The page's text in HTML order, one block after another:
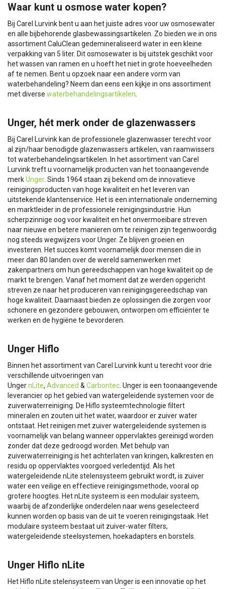
Waar kunt u osmose water kopen?
Bij Carel Lurvink bent u aan het juiste adres voor uw osmosewater
en alle bijbehorende glasbewassingsartikelen. Zo bieden we in ons
assortiment CaluClean gedemineraliseerd water in een kleine
verpakking van 5 liter. Dit osmosewater is bij uitstek geschikt voor
het wassen van ramen en u hoeft het niet in grote hoeveelheden
af te nemen. Bent u opzoek naar een andere vorm van
waterbehandeling? Neem dan eens een kijkje in ons assortiment
met diverse waterbehandelingsartikelen
Unger, hét merk onder de glazenwassers
Bij Carel Lurvink kan de professionele glazenwasser terecht voor
al zijn/haar benodigde glazenwassers artikelen, van raamwissers
tot waterbehandelingsartikelen. In het assortiment van Carel
Lurvink treft u voornamelijk producten van het toonaangevende
merkUnger. Sinds 1964 staan zij bekend om de innovatieve
reinigingsproducten van hoge kwaliteit en het leveren van
uitstekende klantenservice. Het is een internationale onderneming
en marktleider in de professionele reinigingsindustrie. Hun
scherpzinnige oog voor kwaliteit en het onvermoeibare streven
naar nieuwe en betere manieren om te reinigen zijn tegenwoordig
nog steeds wegwijzers voor Unger. Ze blijven groeien en
investeren. Het succes komt voornamelijk door mensen die in
meer dan 80 landen over de wereld samenwerken met
zakenpartners om hun gereedschappen van hoge kwaliteit op de
markt te brengen. Vanaf het moment dat ze werden opgericht
streven ze naar het produceren van reinigingsgereedschap van
hoge kwaliteit. Daarnaast bieden ze oplossingen die zorgen voor
schonere en gezondere gebouwen, ontworpen om efficiënter te
werken en de hygiëne te bevorderen.
Unger Hiflo
Binnen het assortiment van Carel Lurvink kunt u terecht voor drie
verschillende uitvoeringen van
UngernLite, Advanced & Carbontec . Unger is een toonaangevende
leverancier op het gebied van watergeleidende systemen voor de
zuiverwaterreiniging. De Hiflo systeemtechnologie filtert
mineralen en zouten uit het water, waardoor er zuiver water
ontstaat. Het reinigen met zuiver watergeleidende systemen is
voornamelijk van belang wanneer oppervlaktes gereinigd worden
zonder dat deze gedroogd worden. Met behulp van
zuiverwaterreiniging is het achterlaten van kringen, kalkresten en
residu op oppervlaktes voorgoed verledentijd. Als het
watergeleidende nLite stelensysteem gebruikt wordt, is zuiver
water een veilige en effectieve reinigingsmethode, vooral op
grotere hoogtes. Het nLite systeem is een modulair systeem,
waarbij de afzonderlijke onderdelen naar wens geselecteerd
kunnen worden op basis van de uit te voeren reinigingstaak. Het
modulaire systeem bestaat uit zuiver-water filters,
watergeleidende steelsystemen, hoekadapters en borstels.
Unger Hiflo nLite
Het Hiflo nLite stelensysteem van Unger is een innovatie op het